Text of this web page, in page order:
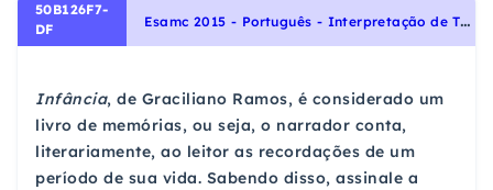
50B126F7-
DF
E
samc 2015 - Português - Interpretação de Textos, Noções Gerais de Compreensão e Interpretação de Texto
Infância, de Graciliano Ramos, é considerado um
livro de memórias, ou seja, o narrador conta,
literariamente, ao leitor as recordações de um
período de sua vida. Sabendo disso, assinale a